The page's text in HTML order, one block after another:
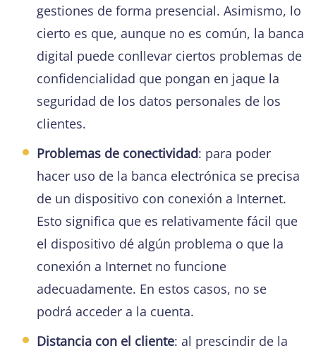
gestiones de forma presencial. Asimismo, lo
cierto es que, aunque no es común, la banca
digital puede conllevar ciertos problemas de
confidencialidad que pongan en jaque la
seguridad de los datos personales de los
clientes.
Problemas de conectividad: para poder
hacer uso de la banca electrónica se precisa
de un dispositivo con conexión a Internet.
Esto significa que es relativamente fácil que
el dispositivo dé algún problema o que la
conexión a Internet no funcione
adecuadamente. En estos casos, no se
podrá acceder a la cuenta.
Distancia con el cliente: al prescindir de la